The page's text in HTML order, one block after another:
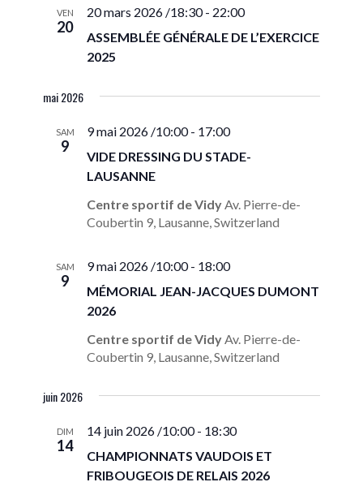
VEN
20
ASSEMBLÉE GÉNÉRALE DE L’EXERCICE
2025
20 mars 2026 /18:30- 22:00
mai 2026
SAM
9
VIDE DRESSING DU STADE-
LAUSANNE
9 mai 2026 /10:00- 17:00
Centre sportif de VidyAv. Pierre-de-
Coubertin 9, Lausanne, Switzerland
SAM
9
MÉMORIAL JEAN-JACQUES DUMONT
2026
9 mai 2026 /10:00- 18:00
Centre sportif de VidyAv. Pierre-de-
Coubertin 9, Lausanne, Switzerland
juin 2026
DIM
14
CHAMPIONNATS VAUDOIS ET
FRIBOUGEOIS DE RELAIS 2026
14 juin 2026 /10:00- 18:30